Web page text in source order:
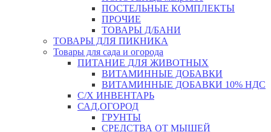
ПОСТЕЛЬНЫЕ КОМПЛЕКТЫ
ПРОЧИЕ
ТОВАРЫ Д/БАНИ
ТОВАРЫ ДЛЯ ПИКНИКА
Товары для сада и огорода
ПИТАНИЕ ДЛЯ ЖИВОТНЫХ
ВИТАМИННЫЕ ДОБАВКИ
ВИТАМИННЫЕ ДОБАВКИ 10% НДС
С/Х ИНВЕНТАРЬ
САД,ОГОРОД
ГРУНТЫ
СРЕДСТВА ОТ МЫШЕЙ